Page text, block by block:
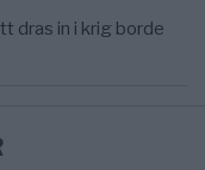
dras in i krig borde
största